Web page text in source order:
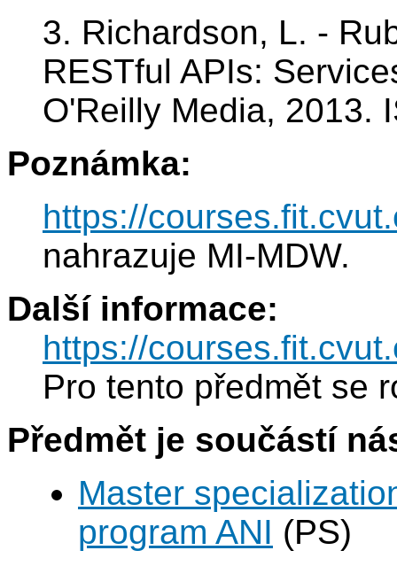
3. Richardson, L. -
RESTful APIs:
O'Reilly Media, 2013.
Poznámka:
https://
nahrazuje MI-MDW.
Další informace:
https://
Pro tento předmět se
Předmět je součástí
Master
program ANI (PS)